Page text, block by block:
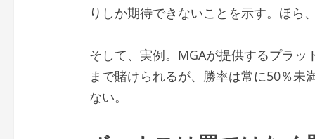
りしか期待できないことを示す。ほら
そして、実例。MGAが提供するプラ
まで賭けられるが、勝率は常に50％
ない。